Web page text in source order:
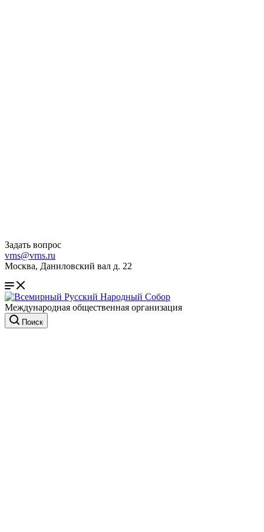
Задать вопрос
vrns@vrns.ru
Москва, Даниловский вал д. 22
Международная общественная организация
Поиск